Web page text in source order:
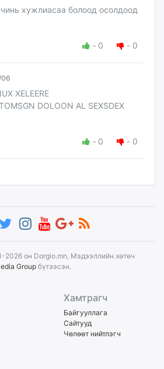
хужлиасаа болоод осолдоод
- 0 - 0
XELEERE
DOLOON AL SEXSDEX
- 0 - 0
2026 он Dorgio.mn, Мэдээллийн хөтөч
Group бүтээсэн.
Хамтрагч
Байгууллага
Сайтууд
Чөлөөт нийтлэгч